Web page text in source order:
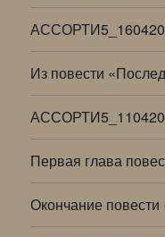
Из повести
Первая глава
Окончание